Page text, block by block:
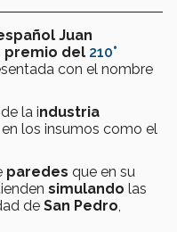
Juan
premio del 210°
con el nombre
la industria
en los insumos como el
paredes que en su
simulando las
de San Pedro